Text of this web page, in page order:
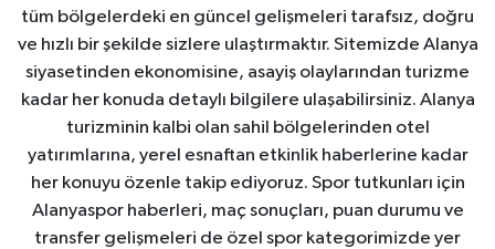
tüm bölgelerdeki en güncel gelişmeleri tarafsız, doğru
ve hızlı bir şekilde sizlere ulaştırmaktır. Sitemizde Alanya
siyasetinden ekonomisine, asayiş olaylarından turizme
kadar her konuda detaylı bilgilere ulaşabilirsiniz. Alanya
turizminin kalbi olan sahil bölgelerinden otel
yatırımlarına, yerel esnaftan etkinlik haberlerine kadar
her konuyu özenle takip ediyoruz. Spor tutkunları için
Alanyaspor haberleri, maç sonuçları, puan durumu ve
transfer gelişmeleri de özel spor kategorimizde yer